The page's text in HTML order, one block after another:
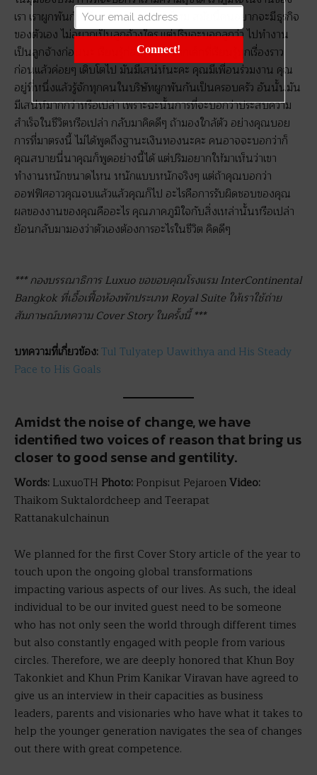
เรา เราผูกพันกับเพื่อนร่วมงานของเราไหม สมัยนี้คนอยากจะมีธุรกิจ
ของตัวเอง ไม่อยากเป็นลูกจ้างใคร แต่ปริมจะบอกลูกว่า ไปทำงาน
เป็นลูกจ้างก่อนนะ เรียนรู้ก่อน ไต่เต้าจากเด็กที่เรียนรู้ทุกเรื่องราว
ก่อนแล้วค่อยๆ เติบโตไป มันมีเสน่ห์นะคะ คุณมีเพื่อนร่วมงาน คุณ
อยู่ที่หนึ่งแล้วรู้จักทุกคนในบริษัทผูกพันกันเป็นครอบครัว อันนั้นมัน
มีเสน่ห์มากกว่าหรือเปล่า เพราะฉะนั้นการที่จะบอกว่าประสบความ
สำเร็จในชีวิตหรือเปล่า กลับมาคิดดีๆ ถ้ามองใกล้ตัว อย่างคุณบอย
การที่มาตรงนี้ ไม่ได้พูดถึงฐานะเงินทองนะคะ คนอาจจะบอกว่าก็
คุณสบายนี่นาคุณก็พูดอย่างนี้ได้ แต่ปริมอยากให้มาเห็นว่าเขา
ทำงานหนักขนาดไหน หนักแบบหนักจริงๆ แต่ถ้าคุณบอกว่า
ออฟฟิศอาวคุณจบแล้วแล้วคุณก็ไป อะไรคือการรับผิดชอบของคุณ
ผลของงานของคุณคืออะไร คุณภาคภูมิใจกับสิ่งเหล่านั้นหรือเปล่า
ย้อนกลับมามองว่าตัวเองต้องการอะไรในชีวิต คิดดีๆ
*** กองบรรณาธิการ Luxuo ขอขอบคุณโรงแรม InterContinental
Bangkok ที่เอื้อเฟื้อห้องพักประเภท Royal Suite ให้เราใช้ถ่าย
สัมภาษณ์บทความ Cover Story ในครั้งนี้ ***
บทความที่เกี่ยวข้อง:Tul Tulyatep Uawithya and His Steady
Pace to His Goals
Amidst the noise of change, we have
identified two voices of reason that bring us
closer to good sense and gentility.
Words: LuxuoTH Photo: Ponpisut PejaroenVideo:
Thaikom Suktalordcheep and Teerapat
Rattanakulchainun
We planned for the first Cover Story article of the year to
touch upon the ongoing global transformations
impacting various aspects of our lives. As such, the ideal
individual to be our invited guest need to be someone
who has not only seen the world through different times
but also constantly engaged with people from various
circles. Therefore, we are deeply honored that Khun Boy
Takonkiet and Khun Prim Kanikar Viravan have agreed to
give us an interview in their capacities as business
leaders, parents and visionaries who have what it takes to
help the younger generation navigates the sea of changes
out there with great competence.
Connect!